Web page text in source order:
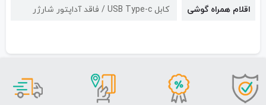
اقلام همراه گوشی کابل USB Type-c / فاقد آداپتور شارژر